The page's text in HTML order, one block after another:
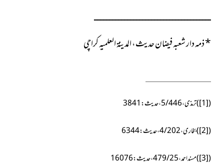
ــــــــــــــــــــــــــــــــــــــــــــــــــــــــــــــــــــــــــــــ
*ذمہ دار شعبہ فیضان حدیث، المدینۃ العلمیہ کراچی
(
[1])ترمذی،5/446،حدیث:3841
(
[2])بخاری، 4/202، حدیث:6344
(
[3])مسند احمد،25 /479، حدیث:16076